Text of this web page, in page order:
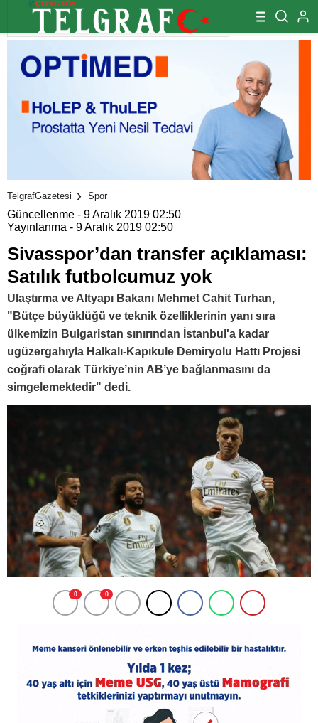
TelgrafGazetesi Spor
Güncellenme - 9 Aralık 2019 02:50
Yayınlanma - 9 Aralık 2019 02:50
Sivasspor’dan transfer açıklaması:
Satılık futbolcumuz yok
Ulaştırma ve Altyapı Bakanı Mehmet Cahit Turhan,
"Bütçe büyüklüğü ve teknik özelliklerinin yanı sıra
ülkemizin Bulgaristan sınırından İstanbul'a kadar
ugüzergahıyla Halkalı-Kapıkule Demiryolu Hattı Projesi
coğrafi olarak Türkiye’nin AB’ye bağlanmasını da
simgelemektedir" dedi.
0 0